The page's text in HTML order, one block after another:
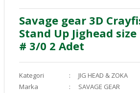
Savage gear 3D
Stand Up Jighead size
# 3/0 2 Adet
Kategori
JIG HEAD & ZOKA
Marka
SAVAGE GEAR